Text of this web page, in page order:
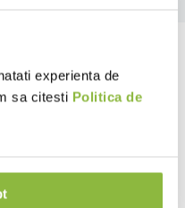
experienta de
sa citesti Politica de
SHADES este
fine. Tacamurile
face ca tacamurile
durabile decat